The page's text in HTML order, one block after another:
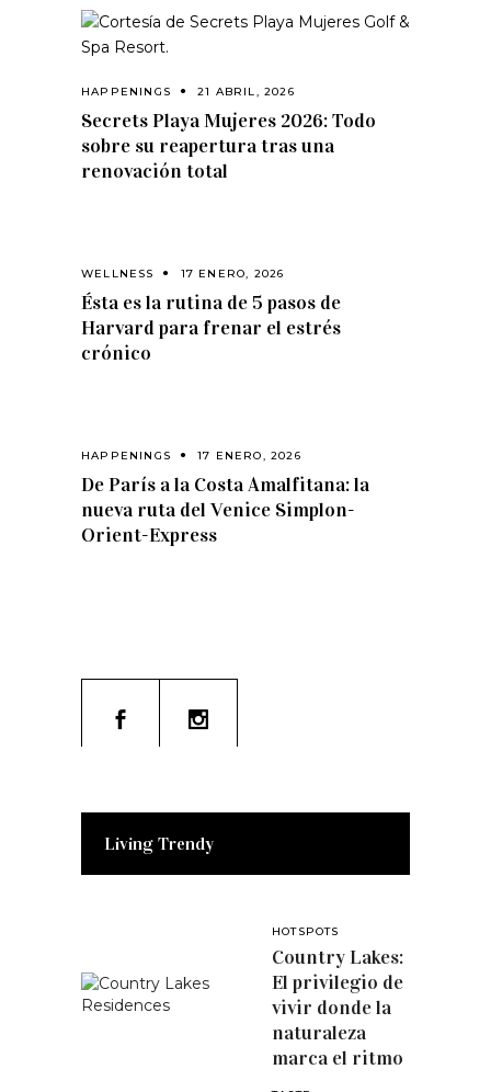
HAPPENINGS 21 ABRIL, 2026
Secrets Playa Mujeres 2026: Todo
sobre su reapertura tras una
renovación total
WELLNESS 17 ENERO, 2026
Ésta es la rutina de 5 pasos de
Harvard para frenar el estrés
crónico
HAPPENINGS 17 ENERO, 2026
De París a la Costa Amalfitana: la
nueva ruta del Venice Simplon-
Orient-Express
Living Trendy
HOTSPOTS
Country Lakes:
El privilegio de
vivir donde la
naturaleza
marca el ritmo